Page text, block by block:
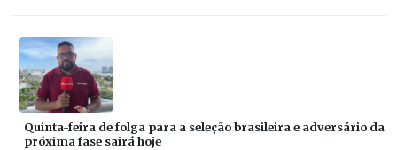
Quinta-feira de folga para a seleção brasileira e adversário da
próxima fase sairá hoje